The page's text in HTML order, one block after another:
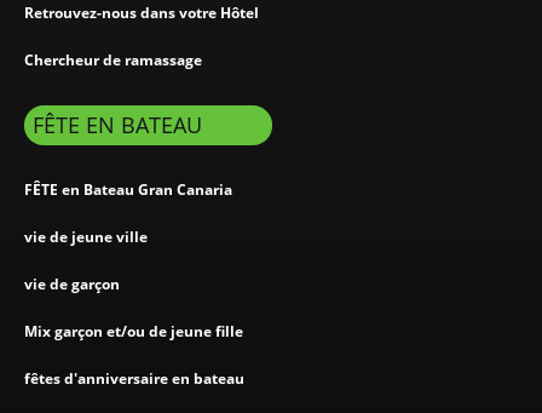
Retrouvez-nous dans votre Hôtel
Chercheur de ramassage
FÊTE EN BATEAU
FÊTE en Bateau Gran Canaria
vie de jeune ville
vie de garçon
Mix garçon et/ou de jeune fille
fêtes d'anniversaire en bateau